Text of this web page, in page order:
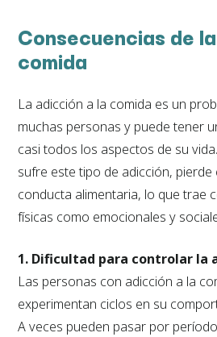
Consecuencias de
comida
La adicción a la comida es un
muchas personas y puede tener
casi todos los aspectos de su
sufre este tipo de adicción,
conducta alimentaria, lo que trae
físicas como emocionales y
1. Dificultad para controlar la
Las personas con adicción a la
experimentan ciclos en su
A veces pueden pasar por